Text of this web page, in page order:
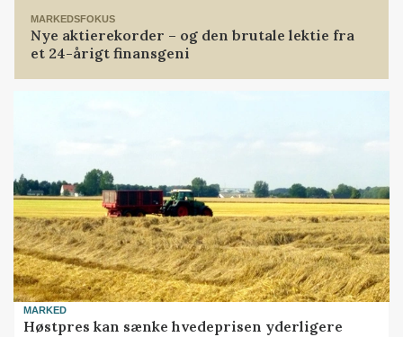
MARKEDSFOKUS
Nye aktierekorder – og den brutale lektie fra
et 24-årigt finansgeni
MARKED
Høstpres kan sænke hvedeprisen yderligere